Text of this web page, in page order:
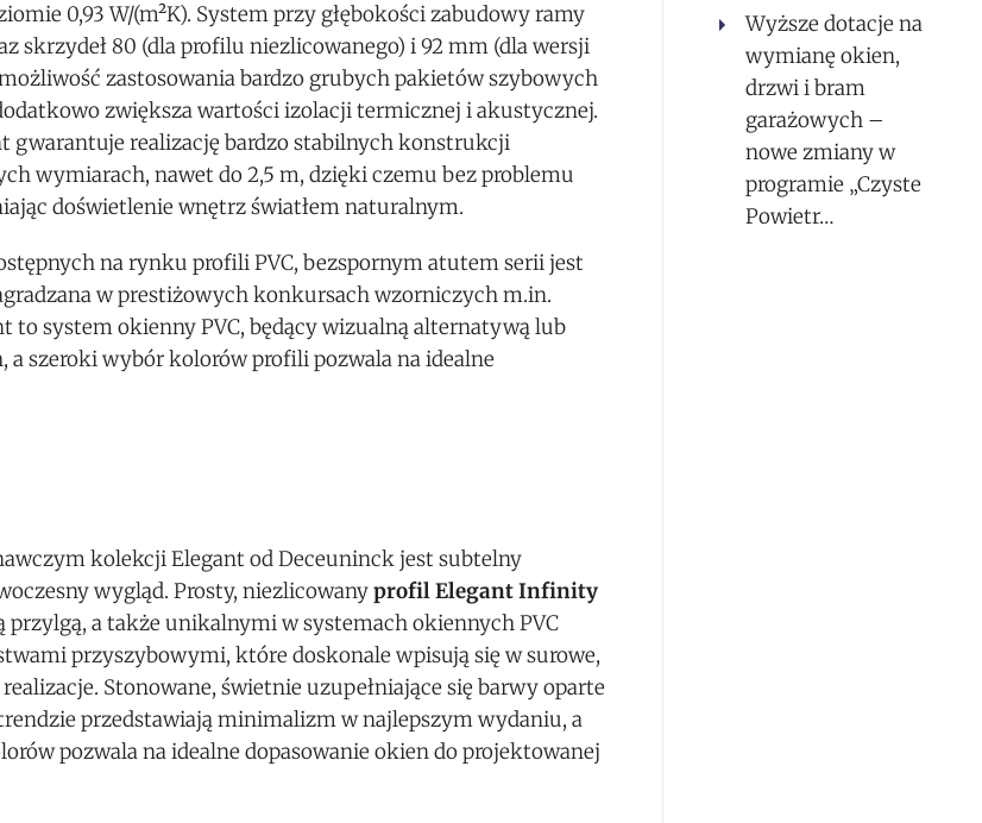
0,93 W/(m²K). System przy głębokości zabudowy ramy
skrzydeł 80 (dla profilu niezlicowanego) i 92 mm (dla wersji
zastosowania bardzo grubych pakietów szybowych
zwiększa wartości izolacji termicznej i akustycznej.
gwarantuje realizację bardzo stabilnych konstrukcji
wymiarach, nawet do 2,5 m, dzięki czemu bez problemu
doświetlenie wnętrz światłem naturalnym.
na rynku profili PVC, bezspornym atutem serii jest
w prestiżowych konkursach wzorniczych m.in.
to system okienny PVC, będący wizualną alternatywą lub
szeroki wybór kolorów profili pozwala na idealne
kolekcji Elegant od Deceuninck jest subtelny
wygląd. Prosty, niezlicowanyprofil Elegant Infinity
przylgą, a także unikalnymi w systemach okiennych PVC
przyszybowymi, które doskonale wpisują się w surowe,
Stonowane, świetnie uzupełniające się barwy oparte
przedstawiają minimalizm w najlepszym wydaniu, a
pozwala na idealne dopasowanie okien do projektowanej
Wyższe dotacje na
wymianę okien,
drzwi i bram
garażowych –
nowe zmiany w
programie „Czyste
Powietr…